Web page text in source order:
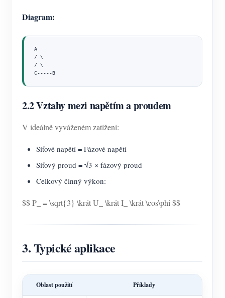
Diagram:
A
/ \
/ \
C-----B
2.2 Vztahy mezi napětím a proudem
V ideálně vyváženém zatížení:
Síťové napětí = Fázové napětí
Síťový proud = √3 × fázový proud
Celkový činný výkon:
$$ P_ = \sqrt{3} \krát U_ \krát I_ \krát \cos\phi $$
3. Typické aplikace
Oblast použití Příklady